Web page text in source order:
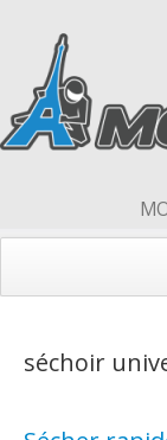
Forum
séchoir